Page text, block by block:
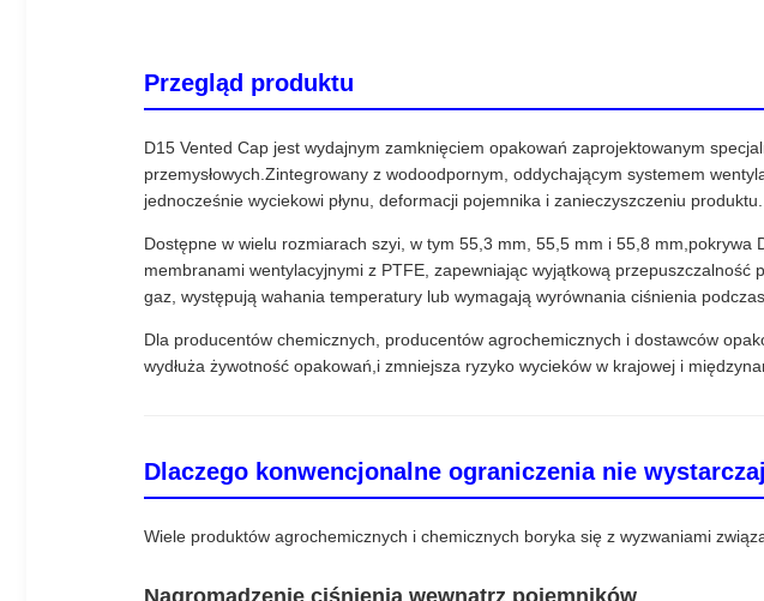
Przegląd produktu
D15 Vented Cap jest wydajnym zamknięciem opakowań zaprojektowanym
przemysłowych.Zintegrowany z wodoodpornym, oddychającym systemem
jednocześnie wyciekowi płynu, deformacji pojemnika i zanieczyszczeniu produktu.
Dostępne w wielu rozmiarach szyi, w tym 55,3 mm, 55,5 mm i 55,8
membranami wentylacyjnymi z PTFE, zapewniając wyjątkową
gaz, występują wahania temperatury lub wymagają wyrównania ciśnienia
Dla producentów chemicznych, producentów agrochemicznych i dostawców
wydłuża żywotność opakowań,i zmniejsza ryzyko wycieków w krajowej i
Dlaczego konwencjonalne ograniczenia nie
Wiele produktów agrochemicznych i chemicznych boryka się z wyzwaniami
Nagromadzenie ciśnienia wewnątrz pojemników